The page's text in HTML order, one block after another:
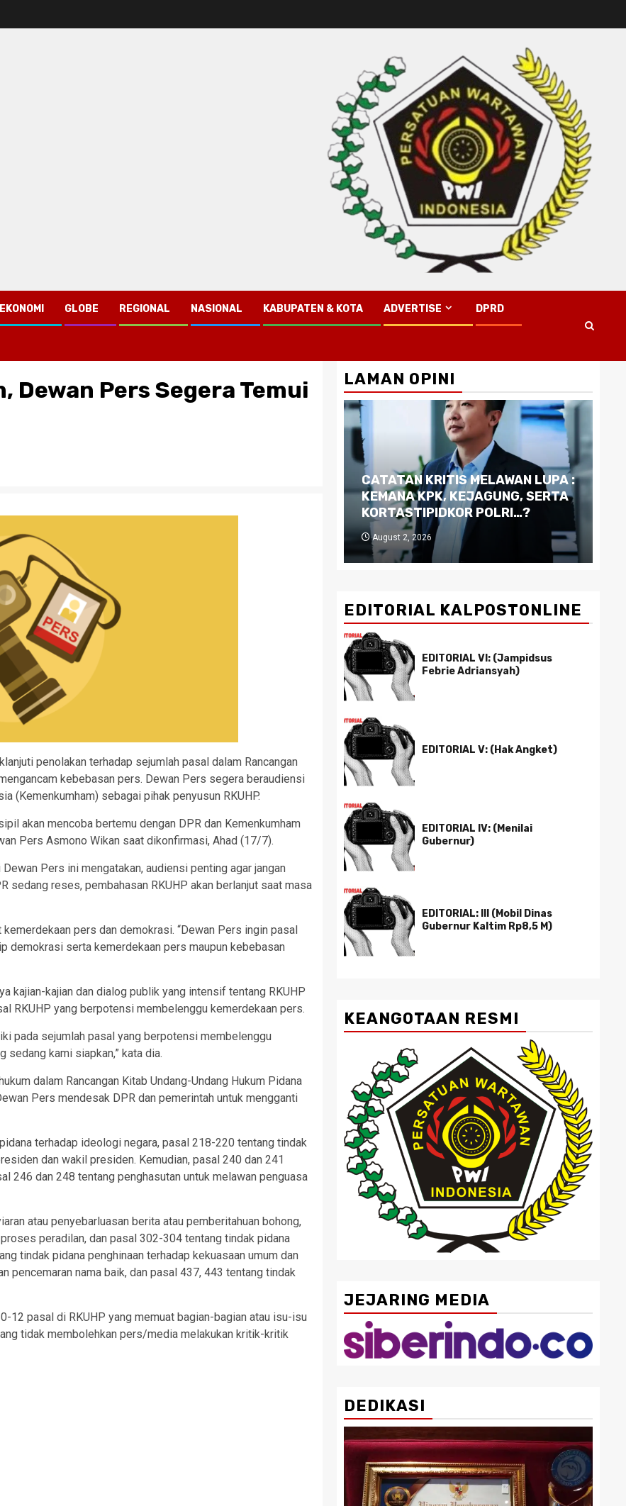
EKONOMI GLOBE REGIONAL NASIONAL KABUPATEN & KOTA ADVERTISE DPRD
Dewan Pers Segera Temui
penolakan terhadap sejumlah pasal dalam Rancangan
kebebasan pers. Dewan Pers segera beraudiensi
(Kemenkumham) sebagai pihak penyusun RKUHP.
akan mencoba bertemu dengan DPR dan Kemenkumham
Pers Asmono Wikan saat dikonfirmasi, Ahad (17/7).
Pers ini mengatakan, audiensi penting agar jangan
reses, pembahasan RKUHP akan berlanjut saat masa
pers dan demokrasi. “Dewan Pers ingin pasal
demokrasi serta kemerdekaan pers maupun kebebasan
kajian-kajian dan dialog publik yang intensif tentang RKUHP
RKUHP yang berpotensi membelenggu kemerdekaan pers.
pada sejumlah pasal yang berpotensi membelenggu
sedang kami siapkan,” kata dia.
dalam Rancangan Kitab Undang-Undang Hukum Pidana
Pers mendesak DPR dan pemerintah untuk mengganti
terhadap ideologi negara, pasal 218-220 tentang tindak
dan wakil presiden. Kemudian, pasal 240 dan 241
246 dan 248 tentang penghasutan untuk melawan penguasa
atau penyebarluasan berita atau pemberitahuan bohong,
peradilan, dan pasal 302-304 tentang tindak pidana
tindak pidana penghinaan terhadap kekuasaan umum dan
pencemaran nama baik, dan pasal 437, 443 tentang tindak
12 pasal di RKUHP yang memuat bagian-bagian atau isu-isu
tidak membolehkan pers/media melakukan kritik-kritik
LAMAN OPINI
CATATAN KRITIS MELAWAN LUPA :
KEMANA KPK, KEJAGUNG, SERTA
KORTASTIPIDKOR POLRI…?
August 2, 2026
EDITORIAL KALPOSTONLINE
EDITORIAL VI: (Jampidsus
Febrie Adriansyah)
EDITORIAL V: (Hak Angket)
EDITORIAL IV: (Menilai
Gubernur)
EDITORIAL: III (Mobil Dinas
Gubernur Kaltim Rp8,5 M)
KEANGOTAAN RESMI
JEJARING MEDIA
DEDIKASI